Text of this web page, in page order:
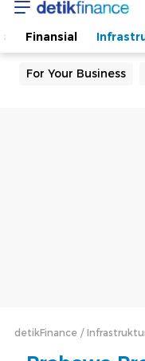
Finansial
For Your Business
detikFinance